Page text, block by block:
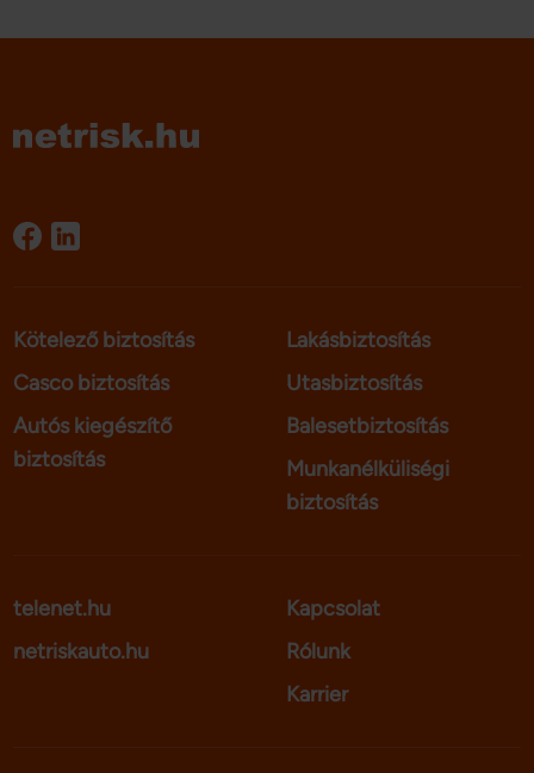
Kötelező biztosítás
Casco biztosítás
Autós kiegészítő
biztosítás
Lakásbiztosítás
Utasbiztosítás
Balesetbiztosítás
Munkanélküliségi
biztosítás
telenet.hu
netriskauto.hu
Kapcsolat
Rólunk
Karrier